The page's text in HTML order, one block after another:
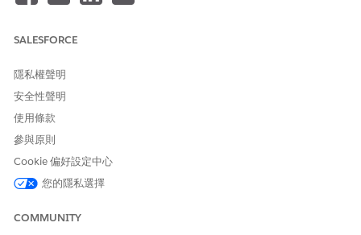
輪替和淘汰外部用戶端應用程式的取用者密碼和取用者金鑰,而無須
密洩漏的可能性增加,最終會導致透過長期靜態認證進行未經授權的
API 存取。
威脅情況
舊版取用者密碼會在開發人員記錄或版本控制系統中不小心抓取,並
SALESFORCE
隱私權聲明
安全性聲明
使用條款
參與原則
Cookie 偏好設定中心
您的隱私選擇
COMMUNITY